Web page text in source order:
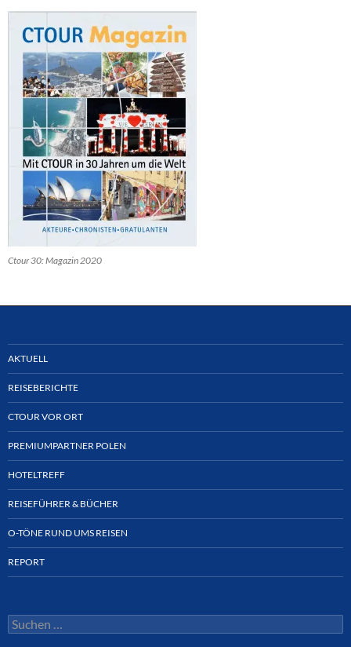
Ctour 30: Magazin 2020
AKTUELL
REISEBERICHTE
CTOUR VOR ORT
PREMIUMPARTNER POLEN
HOTELTREFF
REISEFÜHRER & BÜCHER
O-TÖNE RUND UMS REISEN
REPORT
Suchen
nach: